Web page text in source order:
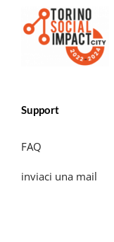
Support
FAQ
inviaci una mail